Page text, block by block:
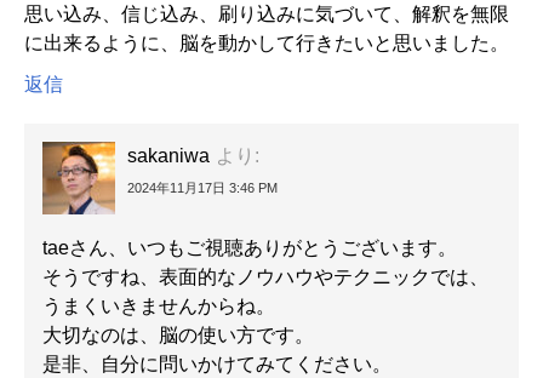
思い込み、信じ込み、刷り込みに気づいて、解釈を無限
に出来るように、脳を動かして行きたいと思いました。
返信
sakaniwa より:
2024年11月17日 3:46 PM
taeさん、いつもご視聴ありがとうございます。
そうですね、表面的なノウハウやテクニックでは、
うまくいきませんからね。
大切なのは、脳の使い方です。
是非、自分に問いかけてみてください。